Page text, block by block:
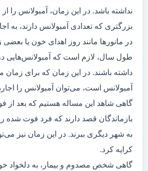
نداشته باشد. در این زمان، آمبولانس را
بزرگتری که تعدادی آمبولانس دارند، به
در مانور‌ها مانند روز اهدای خون یا
طول سال، لازم است که آمبولانس‌هایی
داشته باشند. در این زمان که برای زمان
آمبولانس است، می‌توان آمبولانس را
گاهی شاهد این مساله هستیم که بعد
بازماندگان قصد دارند که فرد فوت شده
به شهر دیگری ببرند. در این زمان نیز
کرایه کرد.
گاهی شخص مصدوم و بیمار، به دلخواد